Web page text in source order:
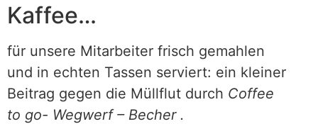
Kaffee…
für unsere Mitarbeiter frisch gemahlen
und in echten Tassen serviert: ein kleiner
Beitrag gegen die Müllflut durch Coffee
to go- Wegwerf – Becher .